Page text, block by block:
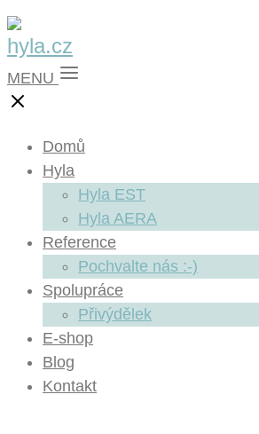
MENU
Domů
Hyla
Hyla EST
Hyla AERA
Reference
Pochvalte nás :-)
Spolupráce
Přivýdělek
E-shop
Blog
Kontakt